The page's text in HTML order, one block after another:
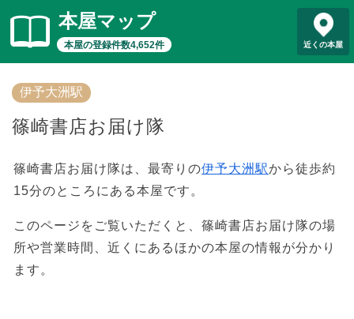
本屋マップ
本屋の登録件数4,652件 近くの本屋
伊予大洲駅
篠崎書店お届け隊
篠崎書店お届け隊は、最寄りの伊予大洲駅から徒歩約
15分のところにある本屋です。
このページをご覧いただくと、篠崎書店お届け隊の場
所や営業時間、近くにあるほかの本屋の情報が分かり
ます。